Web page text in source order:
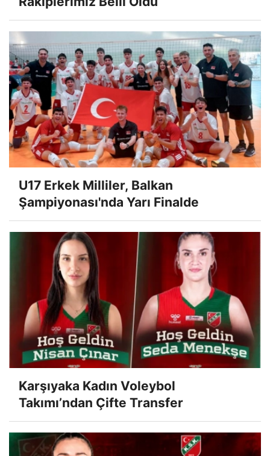
U17 Erkek Milliler, Balkan
Şampiyonası'nda Yarı Finalde
Karşıyaka Kadın Voleybol
Takımı’ndan Çifte Transfer